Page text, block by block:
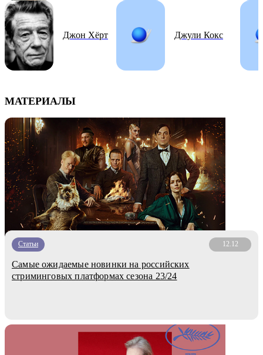
Джон Хёрт Джули Кокс
МАТЕРИАЛЫ
Статьи 12.12
Самые ожидаемые новинки на российских
стриминговых платформах сезона 23/24